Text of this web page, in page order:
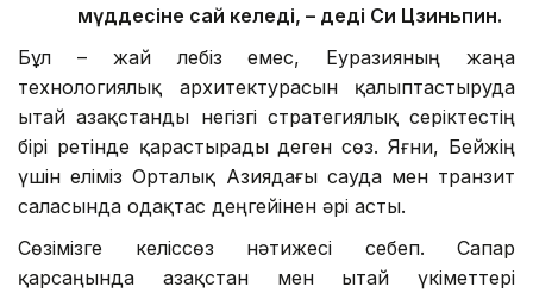
мүддесіне сай келеді, – деді Си Цзиньпин.
Бұл – жай лебіз емес, Еуразияның жаңа
технологиялық архитектурасын қалыптастыруда
Қытай Қазақстанды негізгі стратегиялық серіктестің
бірі ретінде қарастырады деген сөз. Яғни, Бейжің
үшін еліміз Орталық Азиядағы сауда мен транзит
саласында одақтас деңгейінен әрі асты.
Сөзімізге келіссөз нәтижесі себеп. Сапар
қарсаңында Қазақстан мен Қытай үкіметтері